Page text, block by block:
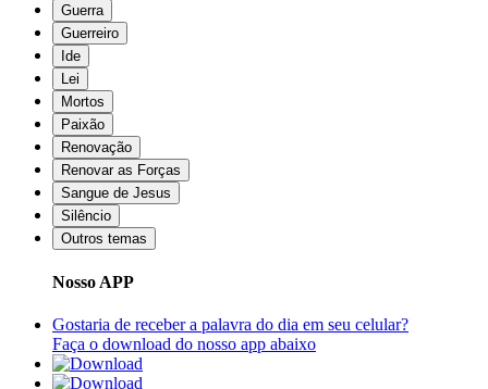
Guerra
Guerreiro
Ide
Lei
Mortos
Paixão
Renovação
Renovar as Forças
Sangue de Jesus
Silêncio
Outros temas
Nosso APP
Gostaria de receber a palavra do dia em seu celular?
Faça o download do nosso app abaixo